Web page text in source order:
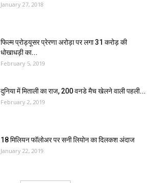
January 27, 2018
फिल्म प्रोड्यूसर प्रेरणा अरोड़ा पर लगा 31 करोड़ की
धोखाधड़ी का...
February 5, 2019
दुनिया में मिताली का राज, 200 वनडे मैच खेलने वाली पहली...
February 2, 2019
18 मिलियन फॉलोअर पर सनी लियोन का दिलकश अंदाज
January 22, 2019